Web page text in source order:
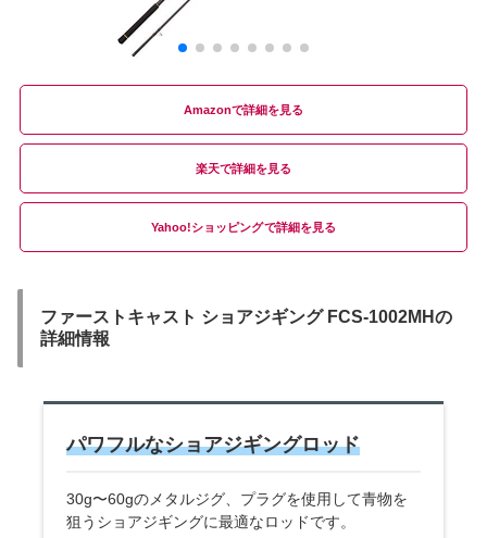
Amazon
楽天
Yahoo!ショッピング
ファーストキャスト ショアジギング FCS-1002MHの
詳細情報
パワフルなショアジギングロッド
30g〜60gのメタルジグ、プラグを使用して青物を
狙うショアジギングに最適なロッドです。